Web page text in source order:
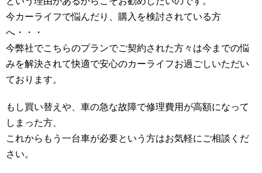
今カーライフで悩んだり、購入を検討されている方
へ・・・
今弊社でこちらのプランでご契約された方々は今までの悩
みを解決されて快適で安心のカーライフお過ごしいただい
ております。
もし買い替えや、車の急な故障で修理費用が高額になって
しまった方、
これからもう一台車が必要という方はお気軽にご相談くだ
さい。